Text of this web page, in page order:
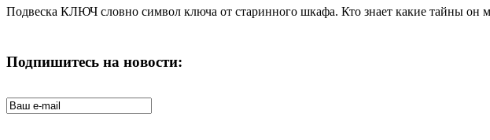
Подвеска КЛЮЧ словно символ ключа от старинного шкафа. Кто знает какие тайны он
Подпишитесь на новости: